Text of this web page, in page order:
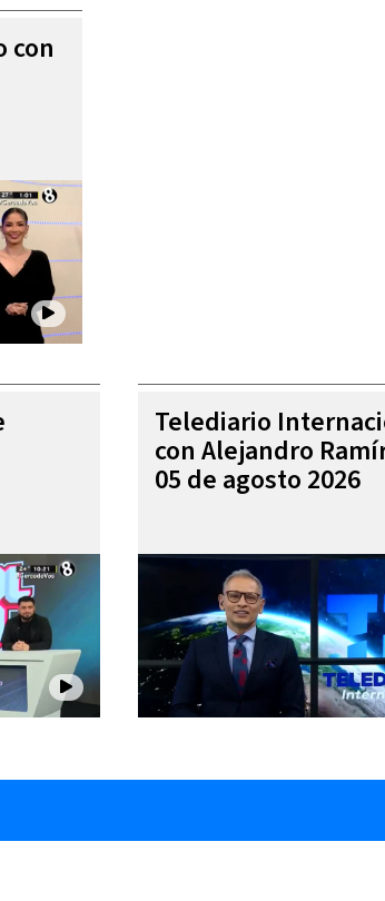
con
Telediario
con Alejandro
05 de agosto 2026